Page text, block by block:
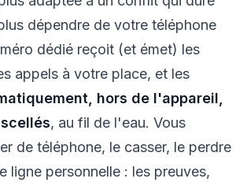
dépendre de votre téléphone
dédié reçoit (et émet) les
appels à votre place, et les
hors de l'appareil,
, au fil de l'eau. Vous
de téléphone, le casser, le perdre
ligne personnelle : les preuves,